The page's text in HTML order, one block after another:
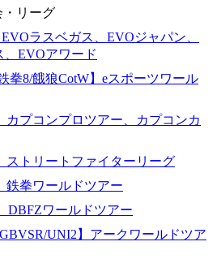
・リーグ
ラスベガス、EVOジャパン、
、EVOアワード
拳8/餓狼CotW】eスポーツワール
カプコンプロツアー、カプコンカ
ストリートファイターリーグ
鉄拳ワールドツアー
DBFZワールドツアー
GBVSR/UNI2】アークワールドツア